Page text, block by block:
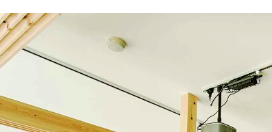
物件購入
売却・住み替え
法人向けリノベ
満足度アンケート
メディア掲載